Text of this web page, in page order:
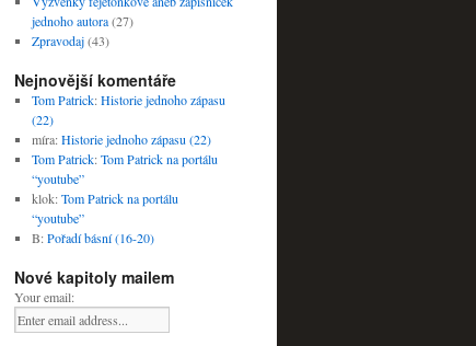
jednoho autora(27)
Zpravodaj(43)
Nejnovější komentáře
Tom Patrick:Historie jednoho zápasu
(22)
míra:Historie jednoho zápasu (22)
Tom Patrick:Tom Patrick na portálu
“youtube”
klok:Tom Patrick na portálu
“youtube”
B:Pořadí básní (16-20)
Nové kapitoly mailem
Your email: